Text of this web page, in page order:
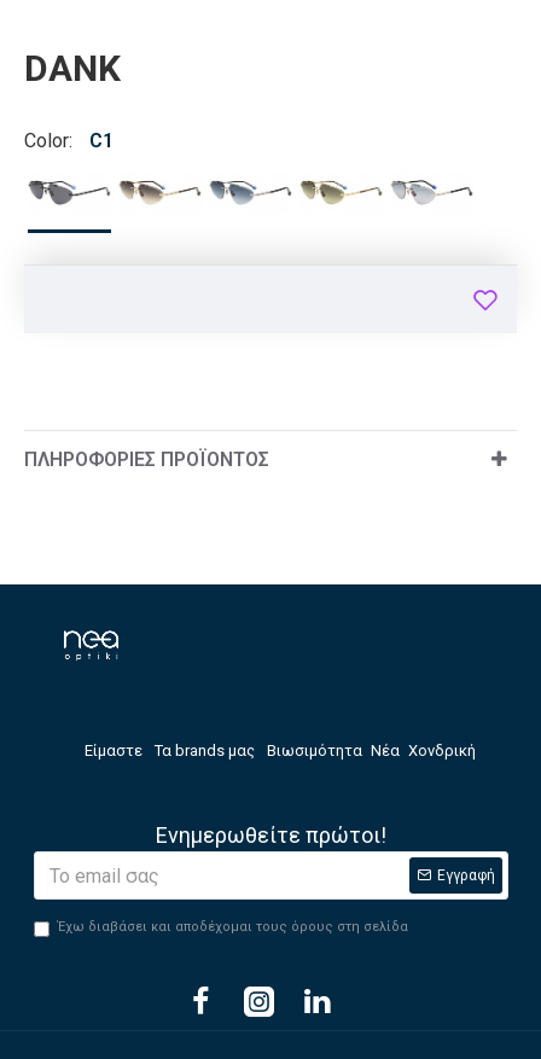
DANK
Color: C1
ΠΛΗΡΟΦΟΡΊΕΣ ΠΡΟΪΌΝΤΟΣ
Είμαστε Τα brands μας Βιωσιμότητα Νέα Χονδρική
Ενημερωθείτε πρώτοι!
Εγγραφή
Έχω διαβάσει και αποδέχομαι τους όρους στη σελίδα